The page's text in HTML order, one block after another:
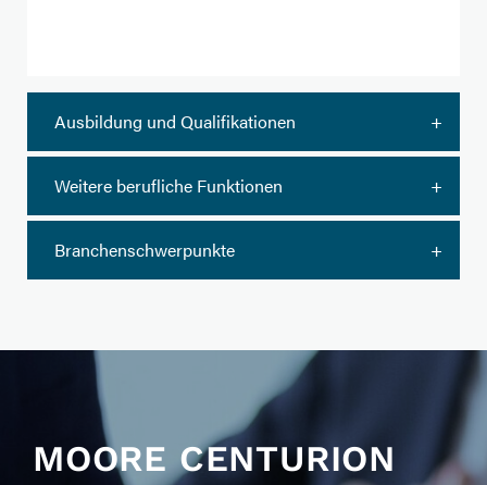
Ausbildung und Qualifikationen
Weitere berufliche Funktionen
Branchenschwerpunkte
MOORE CENTURION